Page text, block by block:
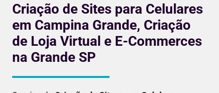
Criação de Sites para Celulares
em Campina Grande, Criação
de Loja Virtual e E-Commerces
na Grande SP